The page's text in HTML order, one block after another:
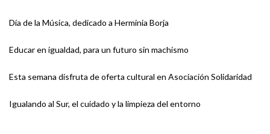
Día de la Música, dedicado a Herminia Borja
Educar en igualdad, para un futuro sin machismo
Esta semana disfruta de oferta cultural en Asociación Solidaridad
Igualando al Sur, el cuidado y la limpieza del entorno